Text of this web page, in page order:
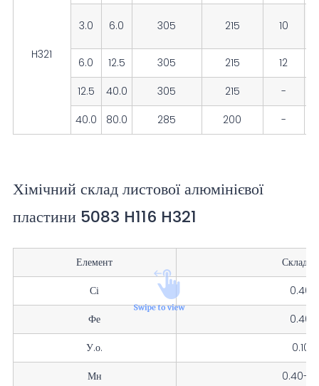
H321
3.0 6.0 305 215 10
6.0 12.5 305 215
12
12.5
40.0 305 215 -
40.0
80.0 285 200 -
Хімічний склад листової алюмінієвої
пластини 5083 H116 H321
Елемент
Склад %
Сі
0.40
Фе
0.40
У.о.
0.10
Мн
0.40-1.0